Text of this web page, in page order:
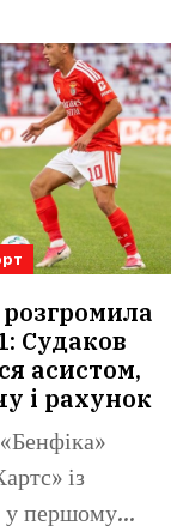
Судаков
асистом,
і рахунок
із
у першому